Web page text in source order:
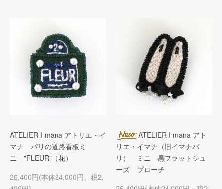
ATELIER I-mana アトリエ・イ
マナ パリの道路看板ミ
ニ "FLEUR"（花）
26,400円(本体24,000円、税2,
ATELIER I-mana アト
リエ・イマナ（旧イマナパ
リ） ミニ 黒フラットシュ
ーズ ブローチ